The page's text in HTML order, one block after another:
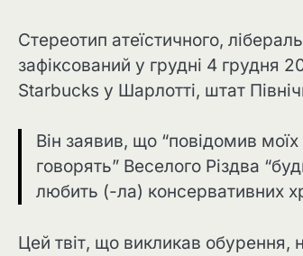
Стереотип атеїстичного,
зафіксований у грудні 4 грудня
Starbucks у Шарлотті, штат
Він заявив, що “повідомив
говорять” Веселого Різдва
любить (-ла) консервативних
Цей твіт, що викликав обурення,